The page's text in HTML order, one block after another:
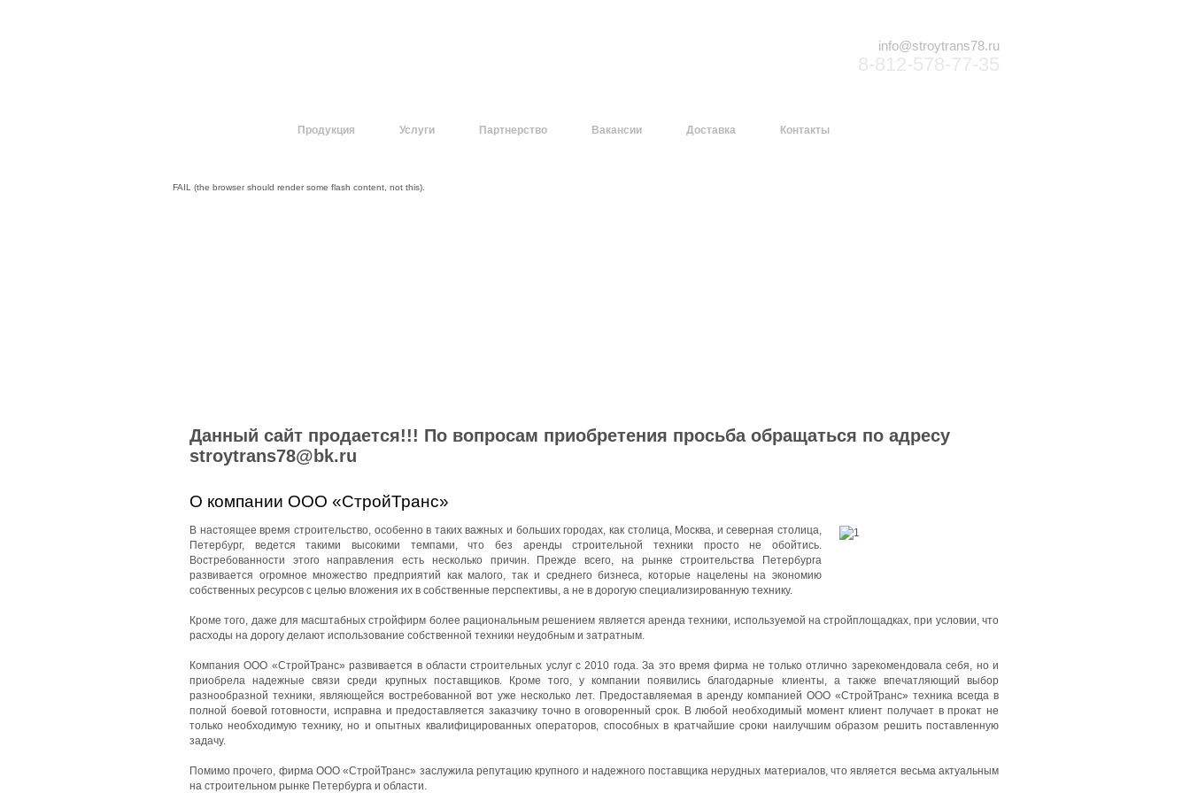
info@stroytrans78.ru
Продукция Услуги Партнерство Вакансии Доставка Контакты
FAIL (the browser should render some flash content, not this).
Данный сайт продается!!! По вопросам приобретения просьба обращаться по адресу
stroytrans78@bk.ru
О компании ООО «СтройТранс»
В настоящее время строительство, особенно в таких важных и больших городах, как столица, Москва, и северная столица,
Петербург, ведется такими высокими темпами, что без аренды строительной техники просто не обойтись.
Востребованности этого направления есть несколько причин. Прежде всего, на рынке строительства Петербурга
развивается огромное множество предприятий как малого, так и среднего бизнеса, которые нацелены на экономию
собственных ресурсов с целью вложения их в собственные перспективы, а не в дорогую специализированную технику.
Кроме того, даже для масштабных стройфирм более рациональным решением является аренда техники, используемой на стройплощадках, при условии, что
расходы на дорогу делают использование собственной техники неудобным и затратным.
Компания ООО «СтройТранс» развивается в области строительных услуг с 2010 года. За это время фирма не только отлично зарекомендовала себя, но и
приобрела надежные связи среди крупных поставщиков. Кроме того, у компании появились благодарные клиенты, а также впечатляющий выбор
разнообразной техники, являющейся востребованной вот уже несколько лет. Предоставляемая в аренду компанией ООО «СтройТранс» техника всегда в
полной боевой готовности, исправна и предоставляется заказчику точно в оговоренный срок. В любой необходимый момент клиент получает в прокат не
только необходимую технику, но и опытных квалифицированных операторов, способных в кратчайшие сроки наилучшим образом решить поставленную
задачу.
Помимо прочего, фирма ООО «СтройТранс» заслужила репутацию крупного и надежного поставщика нерудных материалов, что является весьма актуальным
на строительном рынке Петербурга и области.